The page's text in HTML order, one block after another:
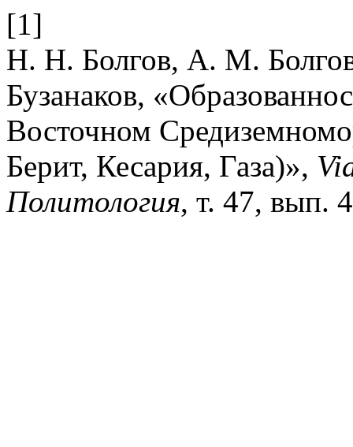
[1]
Н. Н. Болгов, А. М.
Бузанаков,
Восточном
Берит, Кесария, Газа)»,
Политология, т. 47, вып.